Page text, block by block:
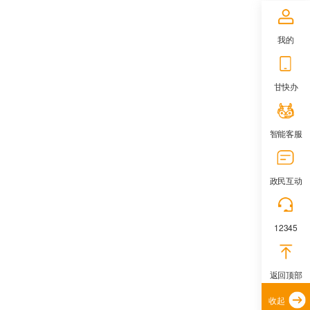
我的
甘快办
智能客服
政民互动
12345
返回顶部
收起